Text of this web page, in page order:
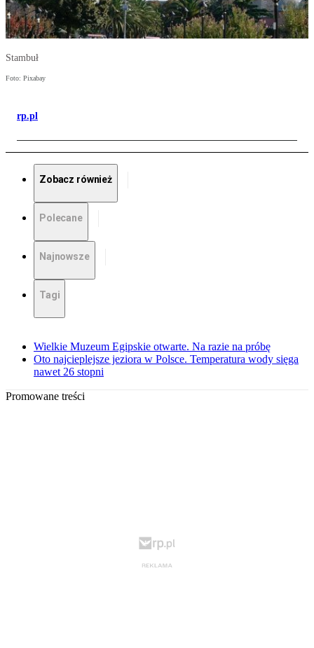
Stambuł
Foto: Pixabay
rp.pl
Zobacz również
Polecane
Najnowsze
Tagi
Wielkie Muzeum Egipskie otwarte. Na razie na próbę
Oto najcieplejsze jeziora w Polsce. Temperatura wody sięga
nawet 26 stopni
Promowane treści